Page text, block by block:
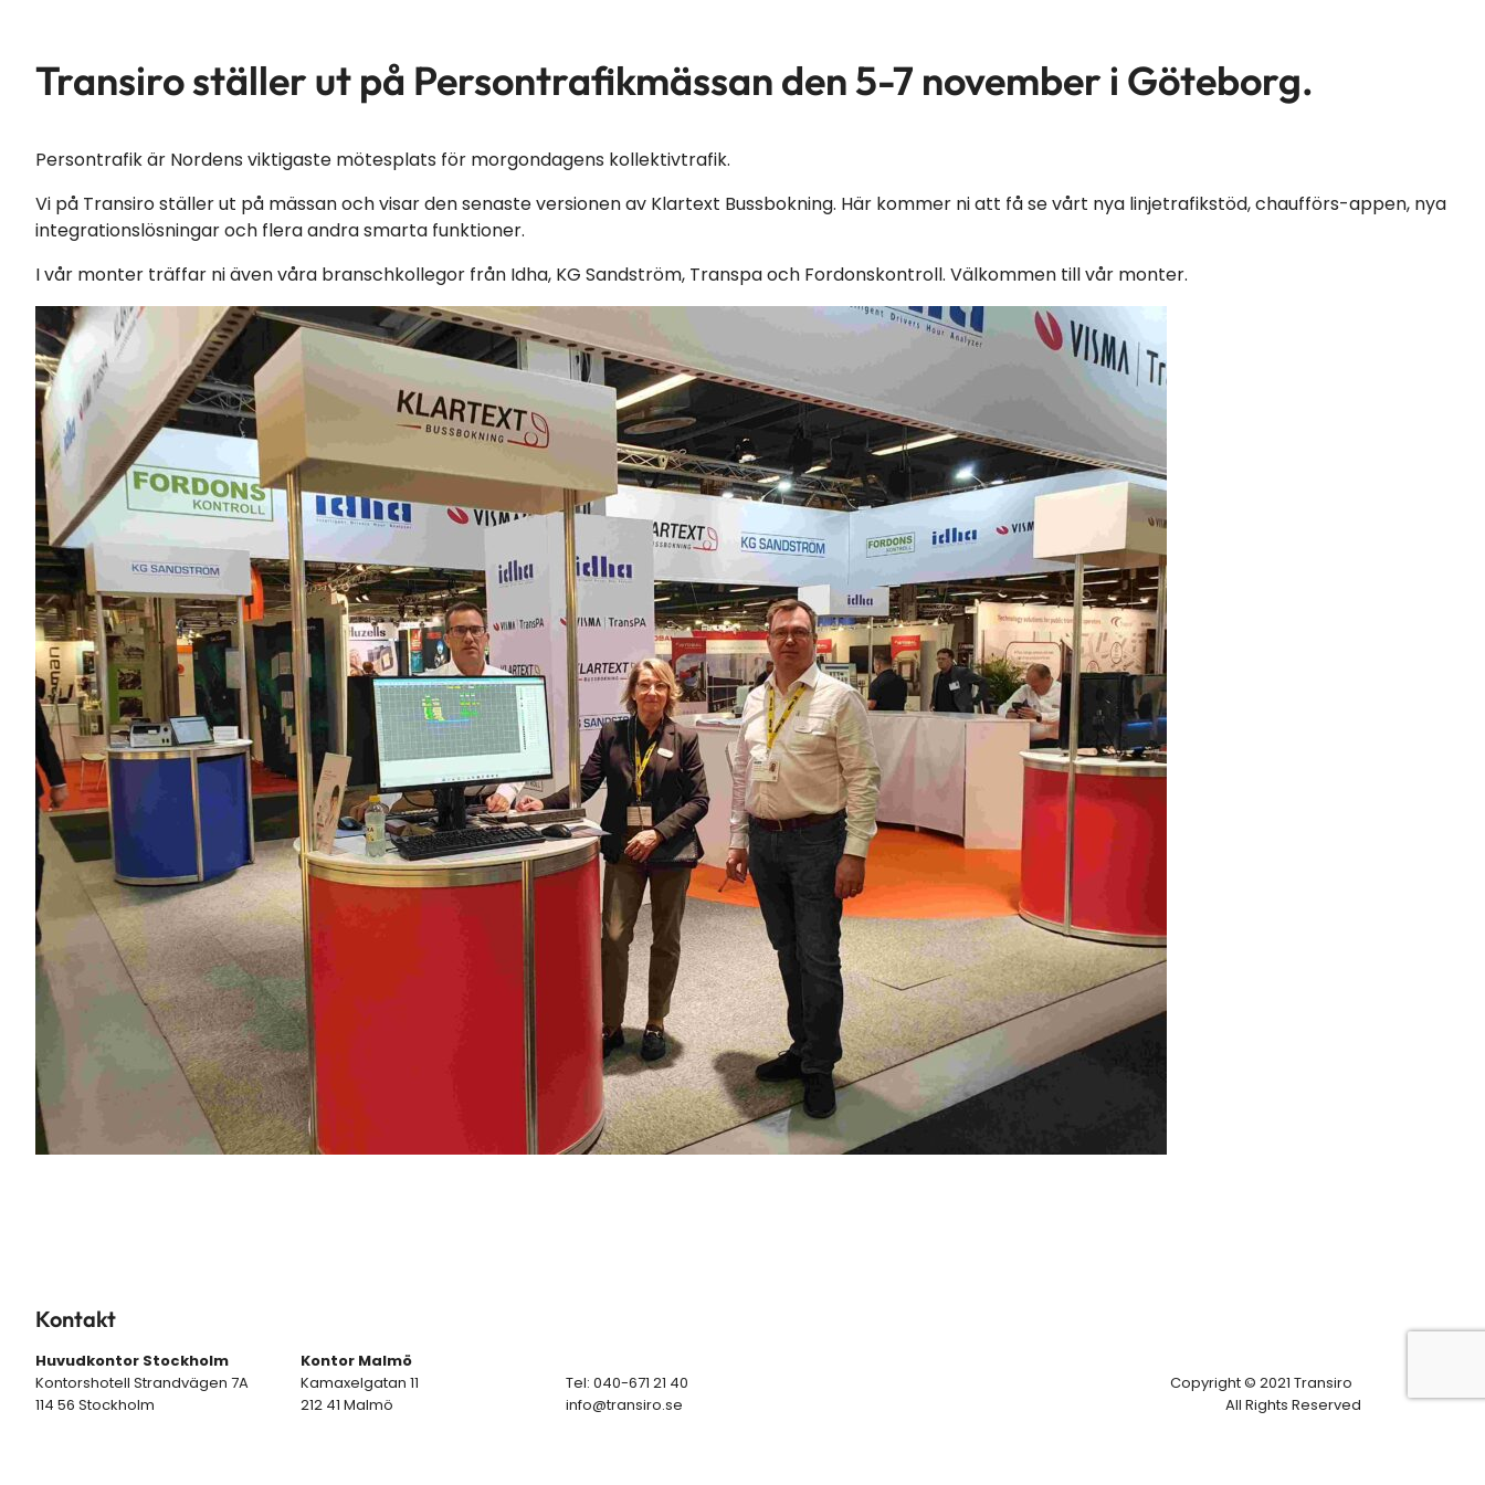
Transiro ställer ut på Persontrafikmässan den 5-7 november i Göteborg.
Persontrafik är Nordens viktigaste mötesplats för morgondagens kollektivtrafik.
Vi på Transiro ställer ut på mässan och visar den senaste versionen av Klartext Bussbokning. Här kommer ni att få se vårt nya linjetrafikstöd, chaufförs-appen, nya
integrationslösningar och flera andra smarta funktioner.
I vår monter träffar ni även våra branschkollegor från Idha, KG Sandström, Transpa och Fordonskontroll. Välkommen till vår monter.
Kontakt
Huvudkontor Stockholm
Kontorshotell Strandvägen 7A
114 56 Stockholm
Kontor Malmö
Kamaxelgatan 11
212 41 Malmö
Tel: 040-671 21 40
info@transiro.se
Copyright © 2021 Transiro
All Rights Reserved